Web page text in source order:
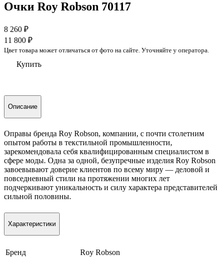
Очки Roy Robson 70117
8 260 ₽
11 800 ₽
Цвет товара может отличаться от фото на сайте. Уточняйте у оператора.
Купить
Описание
Оправы бренда Roy Robson, компании, с почти столетним
опытом работы в текстильной промышленности,
зарекомендовала себя квалифицированным специалистом в
сфере моды. Одна за одной, безупречные изделия Roy Robson
завоевывают доверие клиентов по всему миру — деловой и
повседневный стили на протяжении многих лет
подчеркивают уникальность и силу характера представителей
сильной половины.
Характеристики
Бренд
Roy Robson